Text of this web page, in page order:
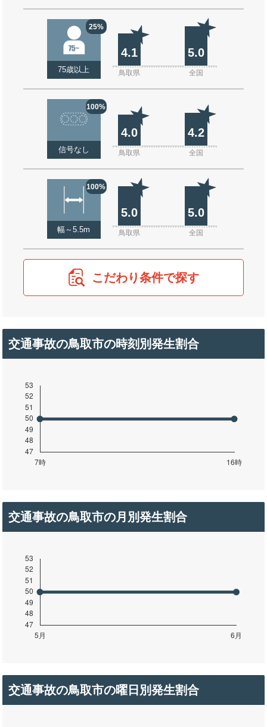
25%
75歳以上
4.1 5.0
鳥取県 全国
100%
信号なし
4.0 4.2
鳥取県 全国
100%
幅～5.5m
5.0 5.0
鳥取県 全国
こだわり条件で探す
交通事故の鳥取市の時刻別発生割合
交通事故の鳥取市の月別発生割合
交通事故の鳥取市の曜日別発生割合